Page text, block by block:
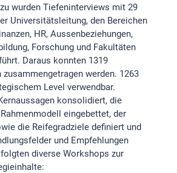
wurden Tiefeninterviews mit 29
Universitätsleitung, den Bereichen
HR, Aussenbeziehungen,
Forschung und Fakultäten
Daraus konnten 1319
werden. 1263
Level verwendbar.
konsolidiert, die
eingebettet, der
die Reifegradziele definiert und
und Empfehlungen
diverse Workshops zur